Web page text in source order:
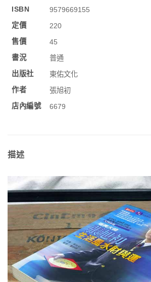
ISBN
9579669155
定價
220
售價
45
書況
普通
出版社
東佑文化
作者
張旭初
店內編號
6679
描述